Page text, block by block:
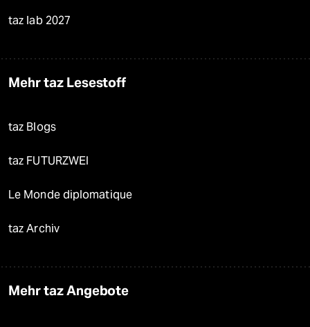
taz lab 2027
Mehr taz Lesestoff
taz Blogs
taz FUTURZWEI
Le Monde diplomatique
taz Archiv
Mehr taz Angebote